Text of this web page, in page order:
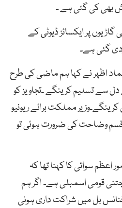
بھی کی گئی ہے ۔
پر ایکسائز ڈیوٹی کے
گئی ہے۔
اظہر نے کہا ہم ماضی کی طرح
سے تسلیم کرینگے ۔تجاویز کو
مملکت برائے ریونیو
وضاحت کی ضرورت ہوئی تو
اعظم سواتی کا کہنا تھا کہ
قومی اسمبلی ہے۔ اگر ہم
بل میں شراکت داری ہونی